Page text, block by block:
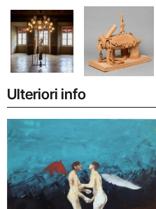
Ulteriori info